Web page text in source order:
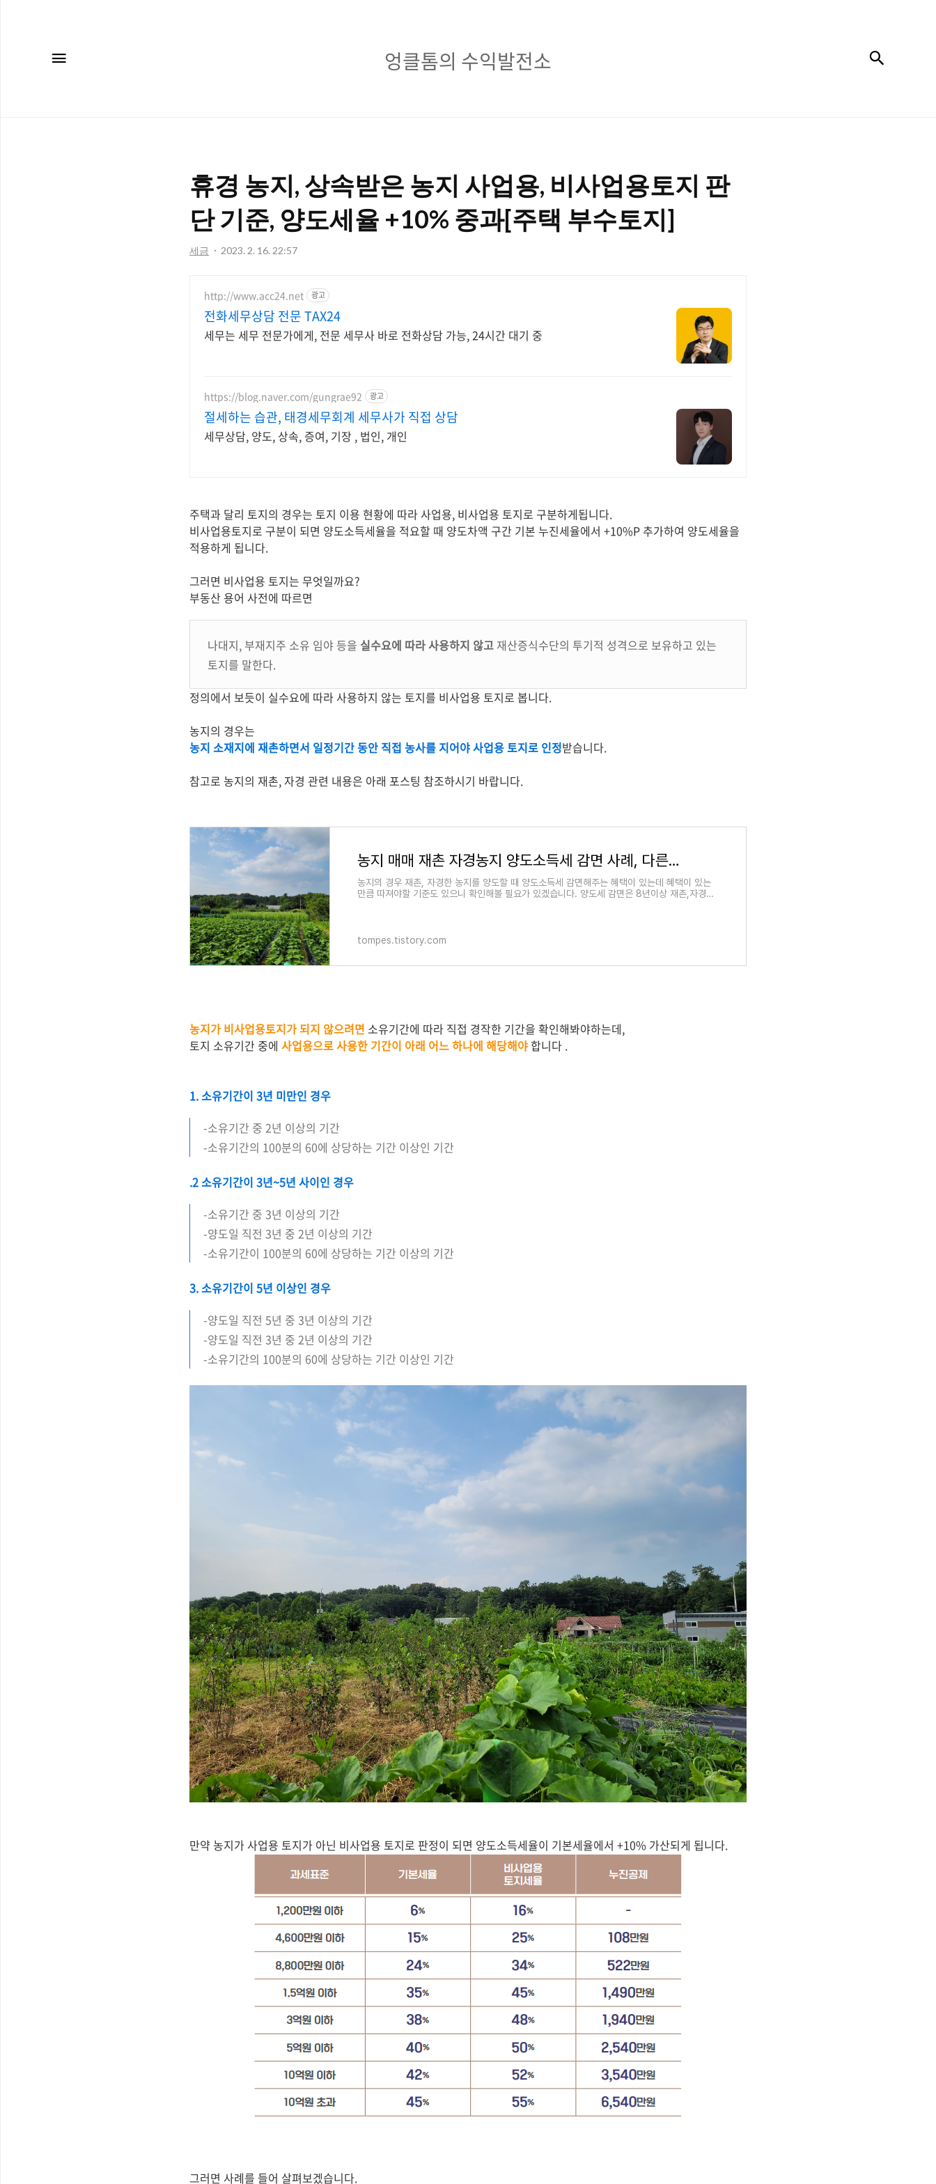
클
익
발
엉클톰의 수익발전소
휴경 농지, 상속받은 농지 사업용, 비사업용토지 판
단 기준, 양도세율 +10% 중과[주택 부수토지]
세금 2023. 2. 16. 22:57
http://www.acc24.net 광고
전화세무상담 전문 TAX24
세무는 세무 전문가에게, 전문 세무사 바로 전화상담 가능, 24시간 대기 중
https://blog.naver.com/gungrae92 광고
절세하는 습관, 태경세무회계 세무사가 직접 상담
세무상담, 양도, 상속, 증여, 기장 , 법인, 개인
주택과 달리 토지의 경우는 토지 이용 현황에 따라 사업용, 비사업용 토지로 구분하게됩니다.
비사업용토지로 구분이 되면 양도소득세율을 적요할 때 양도차액 구간 기본 누진세율에서 +10%P 추가하여 양도세율을
적용하게 됩니다.
그러면 비사업용 토지는 무엇일까요?
부동산 용어 사전에 따르면
나대지, 부재지주 소유 임야 등을 실수요에 따라 사용하지 않고 재산증식수단의 투기적 성격으로 보유하고 있는
토지를 말한다.
정의에서 보듯이 실수요에 따라 사용하지 않는 토지를 비사업용 토지로 봅니다.
농지의 경우는
농지 소재지에 재촌하면서 일정기간 동안 직접 농사를 지어야 사업용 토지로 인정받습니다.
참고로 농지의 재촌, 자경 관련 내용은 아래 포스팅 참조하시기 바랍니다.
농지 매매 재촌 자경농지 양도소득세 감면 사례, 다른 소득이 있는 경우 해당되나?
농지의 경우 재촌, 자경한 농지를 양도할 때 양도소득세 감면해주는 혜택이 있는데 혜택이 있는
만큼 따져야할 기준도 있으니 확인해볼 필요가 있겠습니다. 양도세 감면은 8년이상 재촌,자경
tompes.tistory.com
농지가 비사업용토지가 되지 않으려면 소유기간에 따라 직접 경작한 기간을 확인해봐야하는데,
토지 소유기간 중에 사업용으로 사용한 기간이 아래 어느 하나에 해당해야 합니다 .
1. 소유기간이 3년 미만인 경우
-소유기간 중 2년 이상의 기간
-소유기간의 100분의 60에 상당하는 기간 이상인 기간
.2 소유기간이 3년~5년 사이인 경우
-소유기간 중 3년 이상의 기간
-양도일 직전 3년 중 2년 이상의 기간
-소유기간이 100분의 60에 상당하는 기간 이상의 기간
3. 소유기간이 5년 이상인 경우
-양도일 직전 5년 중 3년 이상의 기간
-양도일 직전 3년 중 2년 이상의 기간
-소유기간의 100분의 60에 상당하는 기간 이상인 기간
만약 농지가 사업용 토지가 아닌 비사업용 토지로 판정이 되면 양도소득세율이 기본세율에서 +10% 가산되게 됩니다.
그러면 사례를 들어 살펴보겠습니다.